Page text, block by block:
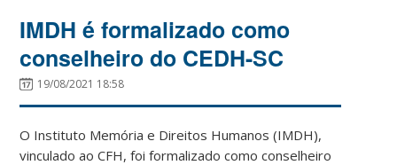
IMDH é formalizado como
conselheiro do CEDH-SC
19/08/2021 18:58
O Instituto Memória e Direitos Humanos (IMDH),
vinculado ao CFH, foi formalizado como conselheiro